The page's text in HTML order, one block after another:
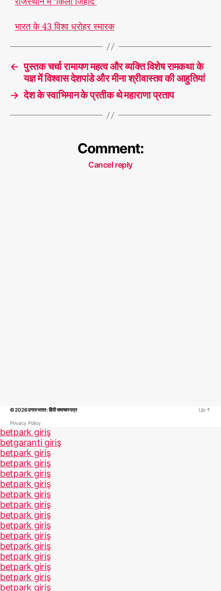
भारत के 43 विश्व धरोहर स्मारक
← पुस्तक चर्चा रामायण महत्व और व्यक्ति विशेष रामकथा के
यज्ञ में विश्वास देशपांडे और मीना श्रीवास्तव की आहुतियां
→ देश के स्वाभिमान के प्रतीक थे महाराणा प्रताप
Comment:
Cancel reply
© 2026उगता भारत : हिंदी समाचार पत्र
Privacy Policy
Up ↑
betpark giriş
betgaranti giriş
betpark giriş
betpark giriş
betpark giriş
betpark giriş
betpark giriş
betpark giriş
betpark giriş
betpark giriş
betpark giriş
betpark giriş
betpark giriş
betpark giriş
betpark giriş
betpark giriş